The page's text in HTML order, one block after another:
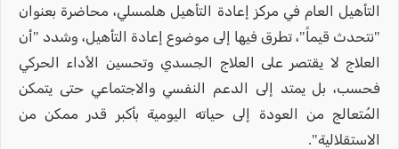
التأهيل العام في مركز إعادة التأهيل هلمسلي، محاضرة بعنوان
"نتحدث قيماً"، تطرق فيها إلى موضوع إعادة التأهيل، وشدد "أن
العلاج لا يقتصر على العلاج الجسدي وتحسين الأداء الحركي
فحسب، بل يمتد إلى الدعم النفسي والاجتماعي حتى يتمكن
المُتعالج من العودة إلى حياته اليومية بأكبر قدر ممكن من
الاستقلالية".